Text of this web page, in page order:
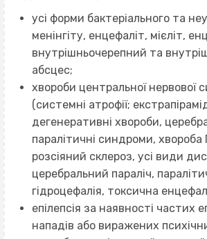
усі форми бактеріального та
менінгіту, енцефаліт, мієліт,
внутрішньочерепний та
абсцес;
хвороби центральної нервової
(системні атрофії;
дегенеративні хвороби,
паралітичні синдроми, хвороба
розсіяний склероз, усі види
церебральний параліч,
гідроцефалія, токсична
епілепсія за наявності частих
нападів або виражених